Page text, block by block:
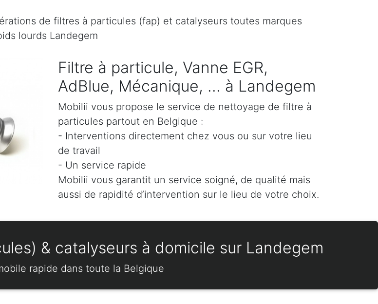
de filtres à particules (fap) et catalyseurs toutes marques
lourds Landegem
Filtre à particule, Vanne EGR,
AdBlue, Mécanique, ... à Landegem
Mobilii vous propose le service de nettoyage de filtre à
particules partout en Belgique :
- Interventions directement chez vous ou sur votre lieu
de travail
- Un service rapide
Mobilii vous garantit un service soigné, de qualité mais
aussi de rapidité d’intervention sur le lieu de votre choix.
& catalyseurs à domicile sur Landegem
rapide dans toute la Belgique